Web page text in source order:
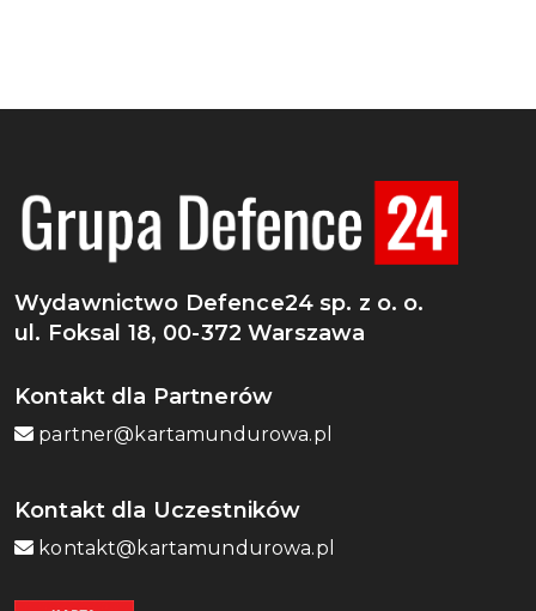
Wydawnictwo Defence24 sp. z o. o.
ul. Foksal 18, 00-372 Warszawa
Kontakt dla Partnerów
partner@kartamundurowa.pl
Kontakt dla Uczestników
kontakt@kartamundurowa.pl